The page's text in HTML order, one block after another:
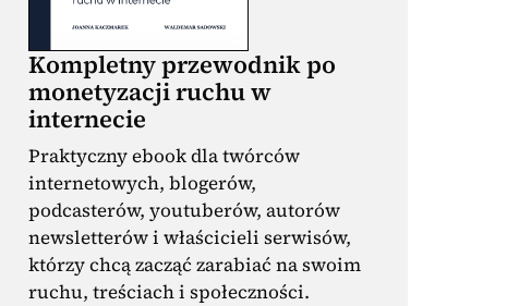
Kompletny przewodnik po
monetyzacji ruchu w
internecie
Praktyczny ebook dla twórców
internetowych, blogerów,
podcasterów, youtuberów, autorów
newsletterów i właścicieli serwisów,
którzy chcą zacząć zarabiać na swoim
ruchu, treściach i społeczności.